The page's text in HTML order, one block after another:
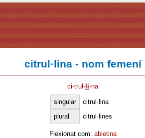
citrul·lina - nom femení
ci·trul · li·na
singular
citrul·lina
plural
citrul·lines
Flexionat com: abietina